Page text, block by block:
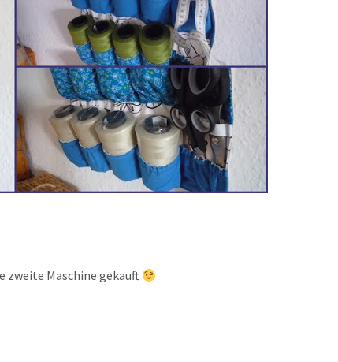
zweite Maschine gekauft